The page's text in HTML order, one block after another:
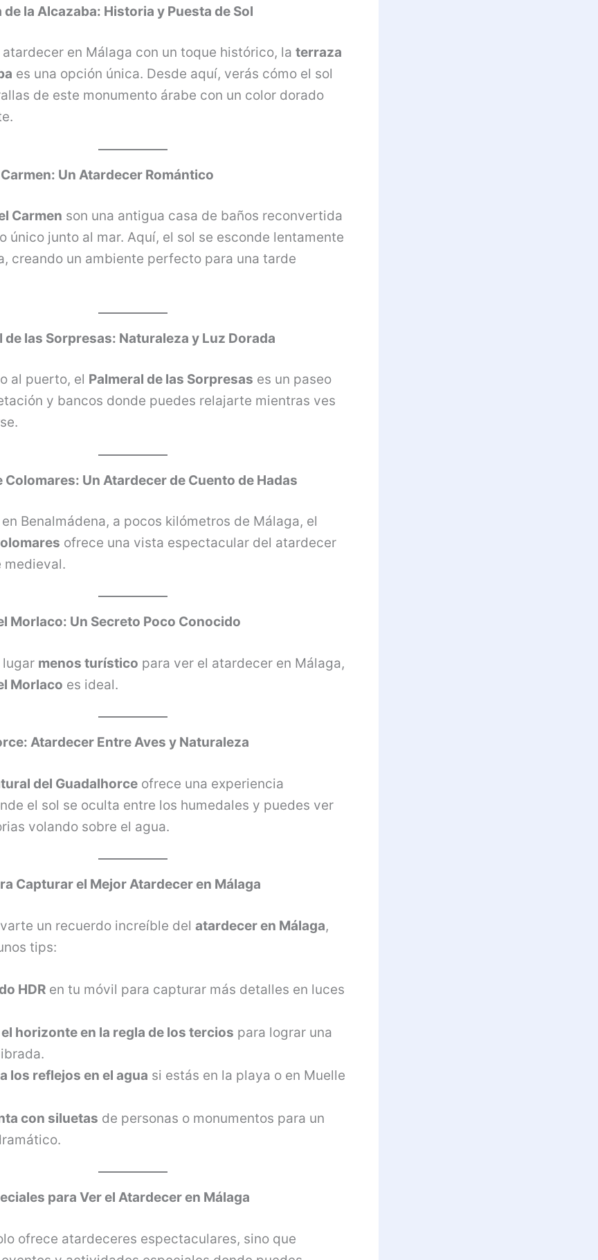
de la Alcazaba: Historia y Puesta de Sol
atardecer en Málaga con un toque histórico, la terraza
es una opción única. Desde aquí, verás cómo el sol
de este monumento árabe con un color dorado
Un Atardecer Romántico
Carmen son una antigua casa de baños reconvertida
único junto al mar. Aquí, el sol se esconde lentamente
creando un ambiente perfecto para una tarde
de las Sorpresas: Naturaleza y Luz Dorada
al puerto, el Palmeral de las Sorpresas es un paseo
y bancos donde puedes relajarte mientras ves
Colomares: Un Atardecer de Cuento de Hadas
Benalmádena, a pocos kilómetros de Málaga, el
ofrece una vista espectacular del atardecer
medieval.
Morlaco: Un Secreto Poco Conocido
lugar menos turístico para ver el atardecer en Málaga,
Morlaco es ideal.
Atardecer Entre Aves y Naturaleza
del Guadalhorceofrece una experiencia
el sol se oculta entre los humedales y puedes ver
volando sobre el agua.
Capturar el Mejor Atardecer en Málaga
un recuerdo increíble del atardecer en Málaga,
tips:
HDRen tu móvil para capturar más detalles en luces
horizonte en la regla de los tercios para lograr una
los reflejos en el agua si estás en la playa o en Muelle
con siluetas de personas o monumentos para un
para Ver el Atardecer en Málaga
ofrece atardeceres espectaculares, sino que